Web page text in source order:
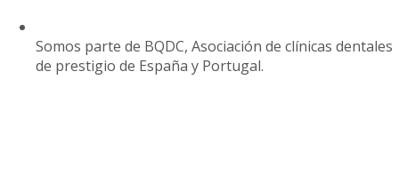
Somos parte de BQDC, Asociación de clínicas dentales
de prestigio de España y Portugal.